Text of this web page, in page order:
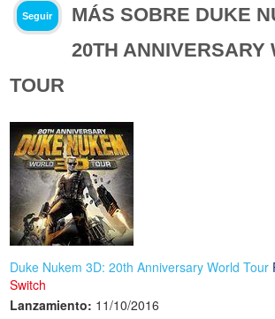
Seguir
MÁS SOBRE DUKE
20TH ANNIVERSARY
TOUR
Duke Nukem 3D: 20th Anniversary World Tour
Switch
Lanzamiento: 11/10/2016